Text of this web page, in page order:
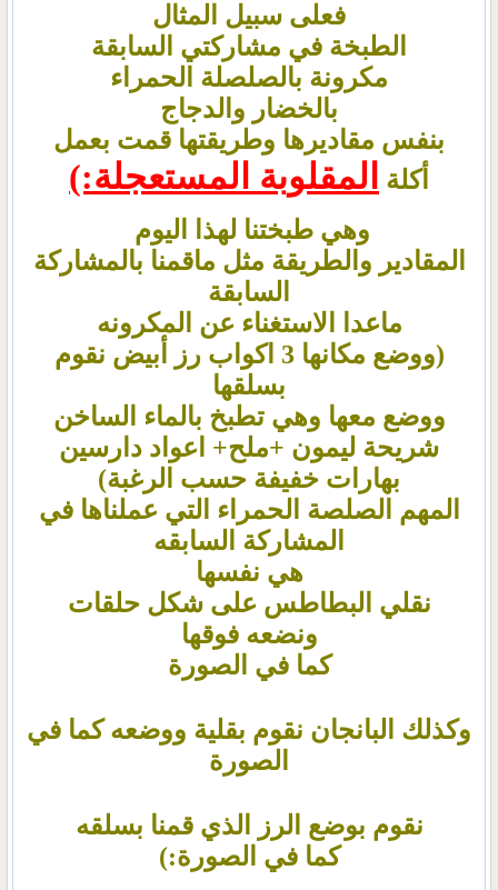
فعلى سبيل المثال
الطبخة في مشاركتي السابقة
مكرونة بالصلصلة الحمراء
بالخضار والدجاج
بنفس مقاديرها وطريقتها قمت بعمل
أكلة
المقلوبة المستعجلة:)
وهي طبختنا لهذا اليوم
المقادير والطريقة مثل ماقمنا بالمشاركة
السابقة
ماعدا الاستغناء عن المكرونه
(ووضع مكانها 3 اكواب رز أبيض نقوم
بسلقها
ووضع معها وهي تطبخ بالماء الساخن
شريحة ليمون +ملح+ اعواد دارسين
بهارات خفيفة حسب الرغبة)
المهم الصلصة الحمراء التي عملناها في
المشاركة السابقه
هي نفسها
نقلي البطاطس على شكل حلقات
ونضعه فوقها
كما في الصورة
وكذلك البانجان نقوم بقلية ووضعه كما في
الصورة
نقوم بوضع الرز الذي قمنا بسلقه
كما في الصورة:)